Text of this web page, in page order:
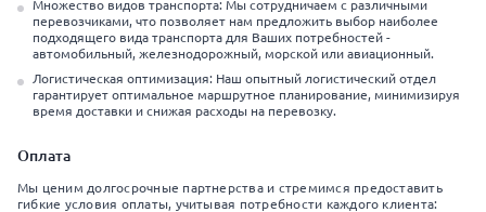
Множество видов транспорта: Мы сотрудничаем с различными
перевозчиками, что позволяет нам предложить выбор наиболее
подходящего вида транспорта для Ваших потребностей -
автомобильный, железнодорожный, морской или авиационный.
Логистическая оптимизация: Наш опытный логистический отдел
гарантирует оптимальное маршрутное планирование, минимизируя
время доставки и снижая расходы на перевозку.
Оплата
Мы ценим долгосрочные партнерства и стремимся предоставить
гибкие условия оплаты, учитывая потребности каждого клиента: